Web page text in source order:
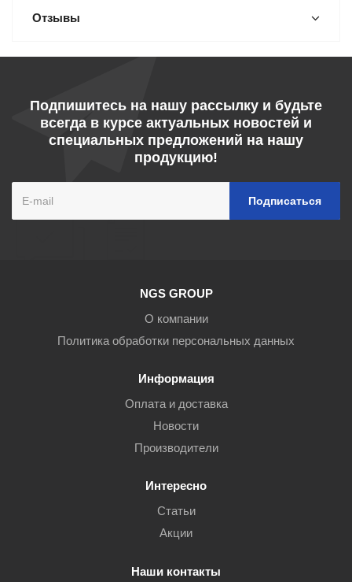
Отзывы
Подпишитесь на нашу рассылку и будьте
всегда в курсе актуальных новостей и
специальных предложений на нашу
продукцию!
NGS GROUP
О компании
Политика обработки персональных данных
Информация
Оплата и доставка
Новости
Производители
Интересно
Статьи
Акции
Наши контакты